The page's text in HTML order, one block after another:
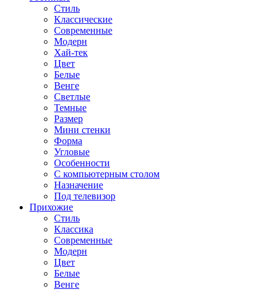
Стиль
Классические
Современные
Модерн
Хай-тек
Цвет
Белые
Венге
Светлые
Темные
Размер
Мини стенки
Форма
Угловые
Особенности
С компьютерным столом
Назначение
Под телевизор
Прихожие
Стиль
Классика
Современные
Модерн
Цвет
Белые
Венге